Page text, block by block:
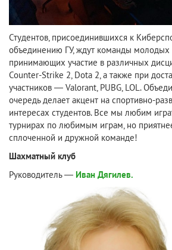
Студентов, присоединившихся к
объединению ГУ, ждут команды молодых
принимающих участие в различных
Counter-Strike 2, Dota 2, а также при
участников — Valorant, PUBG, LOL.
очередь делает акцент на спортивно-
интересах студентов. Все мы любим
турнирах по любимым играм, но
сплоченной и дружной команде!
Шахматный клуб
Руководитель — Иван Дягилев.